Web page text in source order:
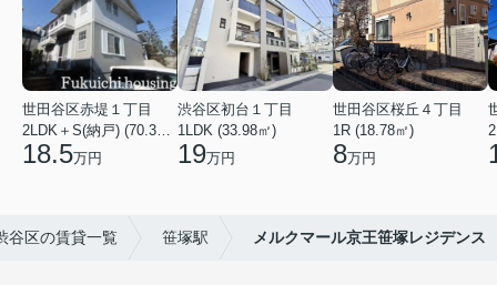
世田谷区赤堤１丁目
2LDK＋S(納戸) (70.38㎡)
18.5万円
渋谷区初台１丁目
1LDK (33.98㎡)
19万円
世田谷区桜丘４丁目
1R (18.78㎡)
8万円
谷区の賃貸一覧 笹塚駅 メルクマール京王笹塚レジデンス